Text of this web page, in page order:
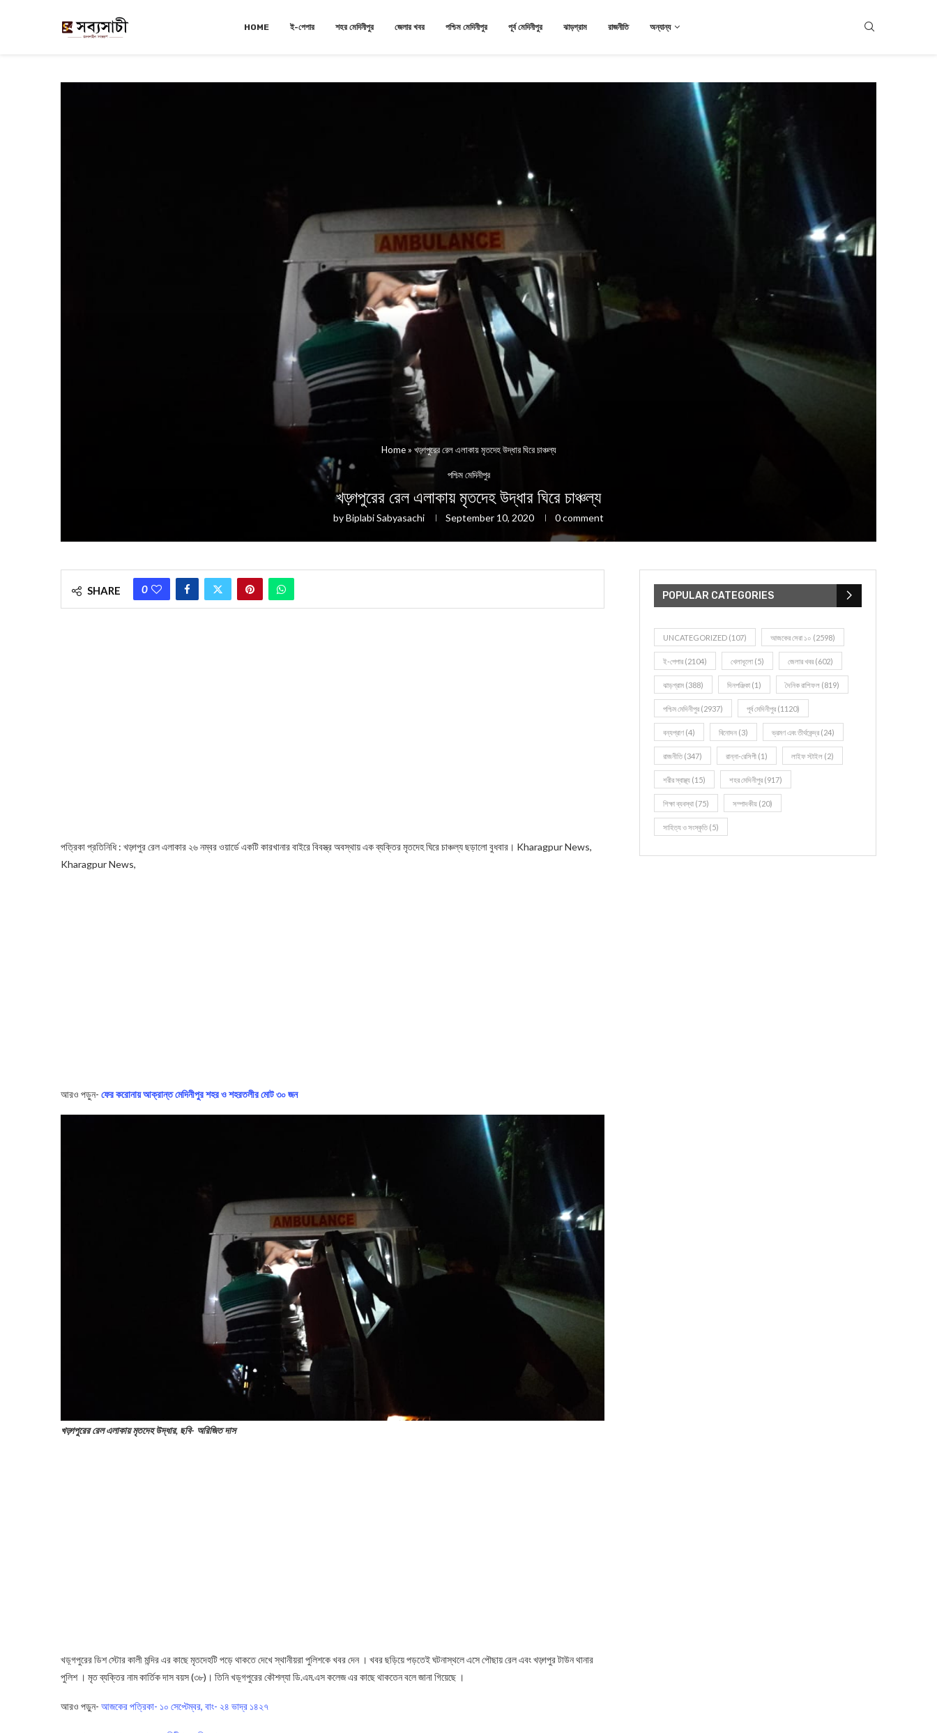
HOME ই-পেপার শহর মেদিনীপুর জেলার খবর পশ্চিম মেদিনীপুর পূর্ব মেদিনীপুর ঝাড়গ্রাম রাজনীতি অন্যান্য
Home» খড়্গপুরের রেল এলাকায় মৃতদেহ উদ্ধার ঘিরে চাঞ্চল্য
পশ্চিম মেদিনীপুর
খড়্গপুরের রেল এলাকায় মৃতদেহ উদ্ধার ঘিরে চাঞ্চল্য
byBiplabi Sabyasachi September 10, 2020 0 comment
SHARE 0
পত্রিকা প্রতিনিধি : খড়্গপুর রেল এলাকার ২৬ নম্বর ওয়ার্ডে একটি কারখানার বাইরে বিবস্ত্র অবস্থায় এক ব্যক্তির মৃতদেহ ঘিরে চাঞ্চল্য ছড়ালো বুধবার। Kharagpur News,
Kharagpur News,
আরও পড়ুন- ফের করোনায় আক্রান্ত মেদিনীপুর শহর ও শহরতলীর মোট ৩০ জন
খড়্গপুরের রেল এলাকায় মৃতদেহ উদ্ধার, ছবি- অরিজিত দাস
খড়্গপুরের ডিশ স্টোর কালী মন্দির এর কাছে মৃতদেহটি পড়ে থাকতে দেখে স্থানীয়রা পুলিশকে খবর দেন । খবর ছড়িয়ে পড়তেই ঘটনাস্থলে এসে পৌছায় রেল এবং খড়্গপুর টাউন থানার
পুলিশ । মৃত ব্যক্তির নাম কার্তিক দাস বয়স (৩৮)। তিনি খড়্গপুরের কৌশল্যা ডি.এম.এস কলেজ এর কাছে থাকতেন বলে জানা গিয়েছে ।
আরও পড়ুন- আজকের পত্রিকা- ১০ সেপ্টেম্বর, বাং- ২৪ ভাদ্র ১৪২৭
POPULAR CATEGORIES
UNCATEGORIZED (107) আজকের সেরা ১০ (2598)
ই-পেপার (2104) খেলাধূলো (5) জেলার খবর (602)
ঝাড়গ্রাম (388) দিনপঞ্জিকা (1) দৈনিক রাশিফল (819)
পশ্চিম মেদিনীপুর (2937) পূর্ব মেদিনীপুর (1120)
বন্যপ্রাণ (4) বিনোদন (3) ভ্রমণ এবং তীর্থকেন্দ্র (24)
রাজনীতি(347) রান্না-রেসিপী (1) লাইফ স্টাইল (2)
শরীর স্বাস্থ্য (15) শহর মেদিনীপুর (917)
শিক্ষা ব্যবস্থা (75) সম্পাদকীয় (20)
সাহিত্য ও সংস্কৃতি(5)